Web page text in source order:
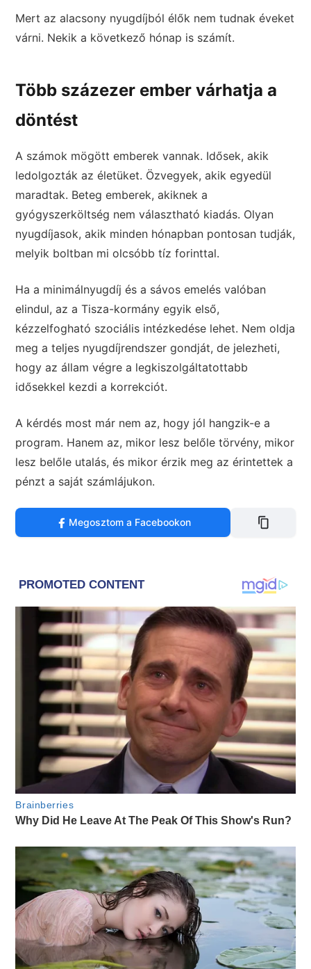
Mert az alacsony nyugdíjból élők nem tudnak éveket
várni. Nekik a következő hónap is számít.
Több százezer ember várhatja a
döntést
A számok mögött emberek vannak. Idősek, akik
ledolgozták az életüket. Özvegyek, akik egyedül
maradtak. Beteg emberek, akiknek a
gyógyszerköltség nem választható kiadás. Olyan
nyugdíjasok, akik minden hónapban pontosan tudják,
melyik boltban mi olcsóbb tíz forinttal.
Ha a minimálnyugdíj és a sávos emelés valóban
elindul, az a Tisza-kormány egyik első,
kézzelfogható szociális intézkedése lehet. Nem oldja
meg a teljes nyugdíjrendszer gondját, de jelezheti,
hogy az állam végre a legkiszolgáltatottabb
idősekkel kezdi a korrekciót.
A kérdés most már nem az, hogy jól hangzik-e a
program. Hanem az, mikor lesz belőle törvény, mikor
lesz belőle utalás, és mikor érzik meg az érintettek a
pénzt a saját számlájukon.
Megosztom a Facebookon